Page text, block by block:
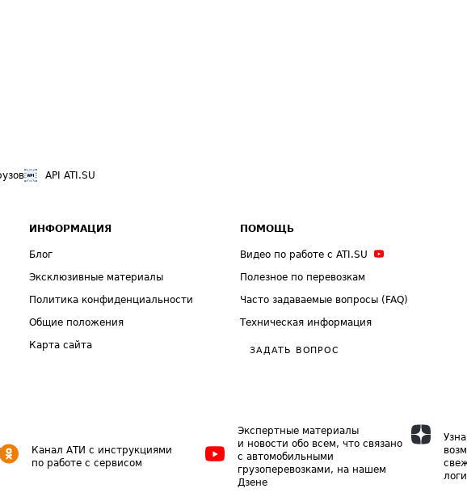
API ATI.SU
ИНФОРМАЦИЯ
Блог
Эксклюзивные материалы
Политика конфиденциальности
Общие положения
Карта сайта
ПОМОЩЬ
Видео по работе с ATI.SU
Полезное по перевозкам
Часто задаваемые вопросы (FAQ)
Техническая информация
ЗАДАТЬ ВОПРОС
Канал АТИ с инструкциями
по работе с сервисом
Экспертные материалы
и новости обо всем, что связано
с автомобильными
грузоперевозками, на нашем
Дзене